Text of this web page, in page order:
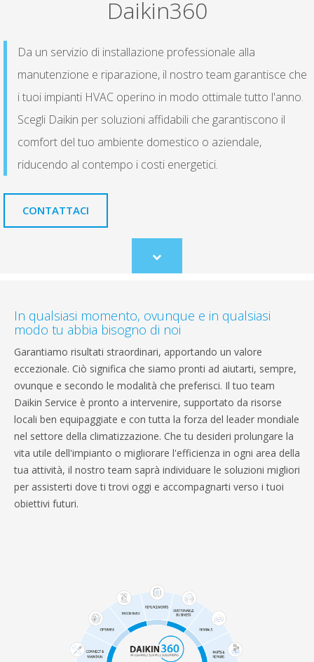
Daikin360
Da un servizio di installazione professionale alla
manutenzione e riparazione, il nostro team garantisce che
i tuoi impianti HVAC operino in modo ottimale tutto l'anno.
Scegli Daikin per soluzioni affidabili che garantiscono il
comfort del tuo ambiente domestico o aziendale,
riducendo al contempo i costi energetici.
CONTATTACI
Scroll
to
In qualsiasi momento, ovunque e in qualsiasi
modo tu abbia bisogno di noi
Garantiamo risultati straordinari, apportando un valore
eccezionale. Ciò significa che siamo pronti ad aiutarti, sempre,
ovunque e secondo le modalità che preferisci. Il tuo team
Daikin Service è pronto a intervenire, supportato da risorse
locali ben equipaggiate e con tutta la forza del leader mondiale
nel settore della climatizzazione. Che tu desideri prolungare la
vita utile dell'impianto o migliorare l'efficienza in ogni area della
tua attività, il nostro team saprà individuare le soluzioni migliori
per assisterti dove ti trovi oggi e accompagnarti verso i tuoi
obiettivi futuri.